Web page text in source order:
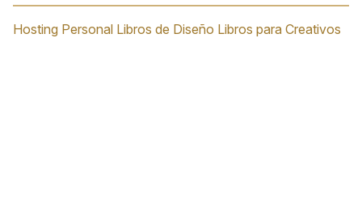
Hosting Personal Libros de Diseño Libros para Creativos